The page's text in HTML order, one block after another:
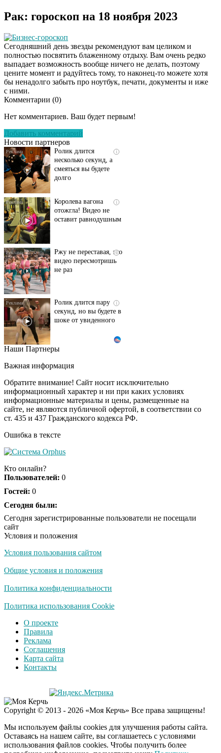
Рак: гороскоп на 18 ноября 2023
Бизнес-гороскоп
Сегодняшний день звезды рекомендуют вам целиком и
полностью посвятить блаженному отдыху. Вам очень редко
выпадает возможность вообще ничего не делать, поэтому
цените момент и радуйтесь тому, то наконец-то можете хотя
бы ненадолго забыть про ноутбук, печати, документы и иже
с ними.
Комментарии (0)
Нет комментариев. Ваш будет первым!
Добавить комментарий
Новости партнеров
Скрытая камера на
люди вытворяют, когда
i
Ролик длится
несколько секунд, а
смеяться вы будете
долго
i
Королева вагона
отожгла! Видео не
оставит равнодушным
i
Ржу не переставая, это
видео пересмотришь
не раз
i
Ролик длится пару
секунд, но вы будете в
шоке от увиденного
Этот танец невесты
Пересмотрела 10 раз
i
Ролик из Омска: вы
будете смеяться долго
Публичный удар
Наши Партнеры
Важная информация
Обратите внимание! Сайт носит исключительно
информационный характер и ни при каких условиях
информационные материалы и цены, размещенные на
сайте, не являются публичной офертой, в соответствии со
ст. 435 и 437 Гражданского кодекса РФ.
Ошибка в тексте
Кто онлайн?
Пользователей: 0
Гостей: 0
Сегодня были:
Сегодня зарегистрированные пользователи не посещали
сайт
Условия и положения
Условия пользования сайтом
Общие условия и положения
Политика конфиденциальности
Политика использования Cookie
О проекте
Правила
Реклама
Соглашения
Карта сайта
Контакты
Copyright © 2013 - 2026 «Моя Керчь» Все права защищены!
Мы используем файлы cookies для улучшения работы сайта.
Оставаясь на нашем сайте, вы соглашаетесь с условиями
использования файлов cookies. Чтобы получить более